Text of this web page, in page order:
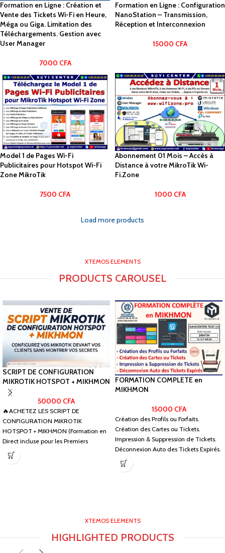
Formation en Ligne : Création et
Vente des Tickets Wi-Fi en Heure,
Méga ou Giga. Limitation des
Téléchargements. Gestion avec
User Manager
7000 CFA
Formation en Ligne : Configuration
NanoStation – Transmission,
Réception et Interconnexion
15000 CFA
Model 1 de Pages Wi-Fi
Publicitaires pour Hotspot Wi-Fi
Zone MikroTik
7500 CFA
Abonnement 01 Mois – Accès à
Distance à votre MikroTik Wi-
Fi.Zone
1000 CFA
Load more products
XTEMOS ELEMENTS
PRODUCTS CAROUSEL
SCRIPT DE CONFIGURATION
MIKROTIK HOTSPOT + MIKHMON
50000 CFA
🔥ACHETEZ LES SCRIPT DE
CONFIGURATION MIKROTIK
HOTSPOT + MIKHMON (Formation en
Direct incluse pour les Premiers
Acheteurs !_) 🚨 TARIF
FORMATION COMPLETE en
MIKHMON
15000 CFA
Création des Profils ou Forfaits.
Création des Cartes ou Tickets.
Impression & Suppression de Tickets.
Déconnexion Auto des Tickets Expirés.
XTEMOS ELEMENTS
HIGHLIGHTED PRODUCTS